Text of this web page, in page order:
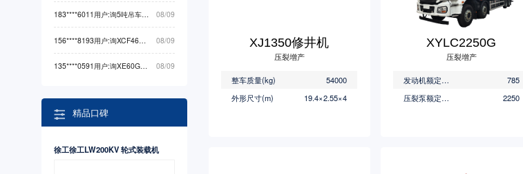
183****6011用户:询5吨吊车起重机械最低价 08/09
08/09
135****0591用户:询XE60G PRO挖掘机械最低价 08/09
精品口碑
徐工徐工LW200KV 轮式装载机
XJ1350修井机
压裂增产
整车质量(kg)
54000
外形尺寸(m)
19.4×2.55×4
XYLC2250G
压裂增产
发动机额定功率(KW)
785
压裂泵额定功率(HP)
2250